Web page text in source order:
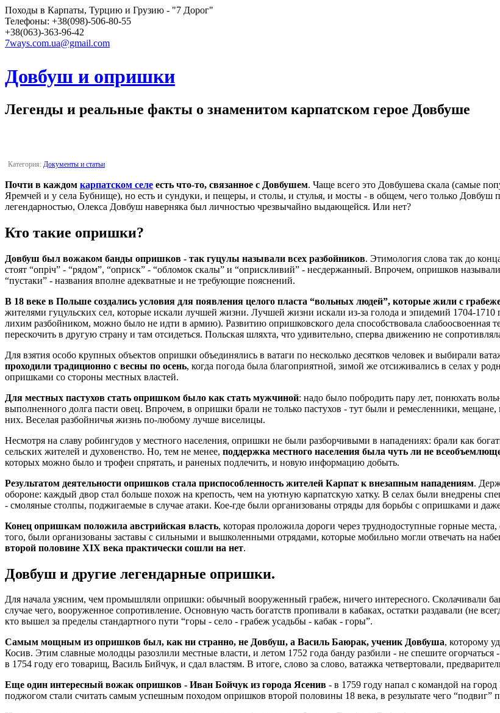
Походы в Карпаты, Турцию и Грузию - "7 Дорог"
Телефоны: +38(098)-506-80-55
+38(063)-363-96-42
7ways.com.ua@gmail.com
Довбуш и опришки
Легенды и реальные факты о знаменитом карпатском герое Довбуше
Категория: Документы и статьи
Почти в каждом карпатском селе есть что-то, связанное с Довбушем. Чаще всего это Довбушева скала (самые
Яремчей и у села Бубнище), но есть и сундуки, и пещеры, и столы, и стулья, и мосты - в общем, чего только Довбуш
легендарностью, Олекса Довбуш наверняка был личностью чрезвычайно выдающейся. Или нет?
Кто такие опришки?
Довбуш был вожаком банды опришков - так гуцулы называли всех разбойников. Этимология слова так до
стоят “опріч” - “рядом”, “оприск” - “обломок скалы” и “оприскливий” - несдержанный. Впрочем, опришков называли
“пустаки” - названия вполне адекватные и не требующие пояснений.
В 18 веке в Польше создались условия для появления целого пласта “вольных людей”, которые жили с
жителями гуцульских сел, которые искали лучшей жизни. Лучшей жизни искали из-за голода и эпидемий 1704-1710
лихим разбойником, можно было не идти в армию). Развитию опришковского дела способствовала слабоосвоенная
перескочить в другую страну и там отсидеться. Польская шляхта, что удивительно, сперва движению не
Для взятия особо крупных объектов опришки объединялись в ватаги по несколько десятков человек и выбирали
проходили традиционно с весны по осень, когда погода была благоприятной, зимой же отсиживались в селах у
опришками со стороны местных властей.
Для местных пастухов стать опришком было как стать мужчиной: надо было побродить пару лет, понюхать
выполненного долга пасти овец. Впрочем, в опришки брали не только пастухов - тут были и ремесленники,
них. Веселая разбойничья жизнь по-любому лучше виселицы.
Несмотря на славу робингудов у местного населения, опришки не были разборчивыми в нападениях: брали как
сельских жителей и духовенство. Но, тем не менее, поддержка местного населения была чуть ли не
которых можно было и трофеи спрятать, и раненых подлечить, и новую информацию добыть.
Результатом деятельности опришков стала приспособленность жителей Карпат к внезапным нападениям.
обороне: каждый двор стал больше похож на крепость, чем на уютную карпатскую хатку. В селах были внедрены
- смоляные столпы, поджигаемые в случае атаки. Кое-где были организованы отряды для борьбы с опришками и
Конец опришкам положила австрийская власть, которая проложила дороги через труднодоступные горные
того, были организованы заставы с сильными и вышколенными отрядами, которые мобильно могли отвечать на
второй половине XIX века практически сошли на нет.
Довбуш и другие легендарные опришки.
Для начала уясним, чем промышляли опришки: обычный вооруженный грабеж, ничего интересного. Сколачивали
случае чего, вооруженное сопротивление. Основную часть богатств пропивали в кабаках, остатки раздавали (не
кто вышел за пределы стандартного пути “горы - село - грабеж усадьбы - кабак - горы”.
Самым мощным из опришков был, как ни странно, не Довбуш, а Василь Баюрак, ученик Довбуша, которому
Косив. Этим славные молодцы разозлили местные власти, и летом 1752 года банду разбили - не спешите
в 1754 году его товарищ, Василь Бийчук, и сдал властям. В итоге, слово за слово, ватажка четвертовали,
Еще один интересный вожак опришков - Иван Бойчук из города Ясенив - в 1759 году напал с командой на
поджогом стали считать самым успешным походом опришков второй половины 18 века, в результате чего “подвиг”